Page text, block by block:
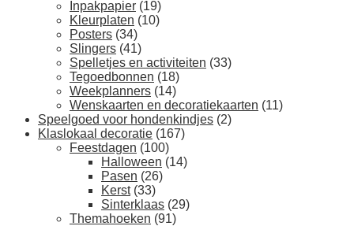
Inpakpapier (19)
Kleurplaten (10)
Posters (34)
Slingers (41)
Spelletjes en activiteiten (33)
Tegoedbonnen (18)
Weekplanners (14)
Wenskaarten en decoratiekaarten (11)
Speelgoed voor hondenkindjes (2)
Klaslokaal decoratie (167)
Feestdagen (100)
Halloween (14)
Pasen (26)
Kerst (33)
Sinterklaas (29)
Themahoeken (91)